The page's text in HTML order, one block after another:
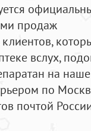
продаж
вслух,
на
по
почтой